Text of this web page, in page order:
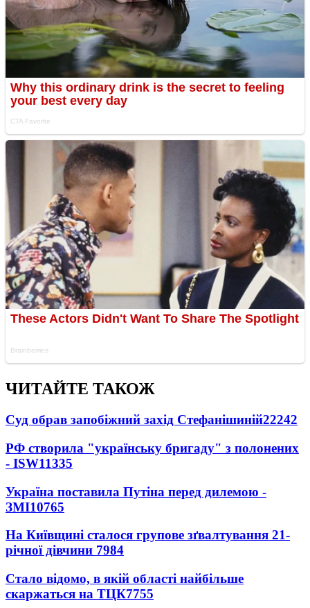
ЧИТАЙТЕ ТАКОЖ
Суд обрав запобіжний захід Стефанішиній22242
РФ створила "українську бригаду" з полонених
- ISW11335
Україна поставила Путіна перед дилемою -
ЗМІ10765
На Київщині сталося групове зґвалтування 21-
річної дівчини 7984
Стало відомо, в якій області найбільше
скаржаться на ТЦК7755